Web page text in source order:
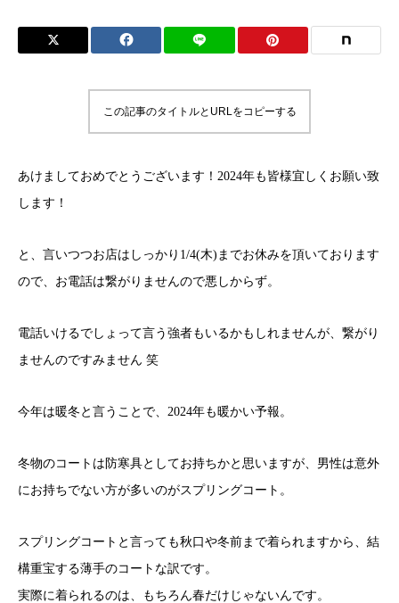
この記事のタイトルとURLをコピーする
あけましておめでとうございます！2024年も皆様宜しくお願い致
します！
と、言いつつお店はしっかり1/4(木)までお休みを頂いております
ので、お電話は繋がりませんので悪しからず。
電話いけるでしょって言う強者もいるかもしれませんが、繋がり
ませんのですみません 笑
今年は暖冬と言うことで、2024年も暖かい予報。
冬物のコートは防寒具としてお持ちかと思いますが、男性は意外
にお持ちでない方が多いのがスプリングコート。
スプリングコートと言っても秋口や冬前まで着られますから、結
構重宝する薄手のコートな訳です。
実際に着られるのは、もちろん春だけじゃないんです。